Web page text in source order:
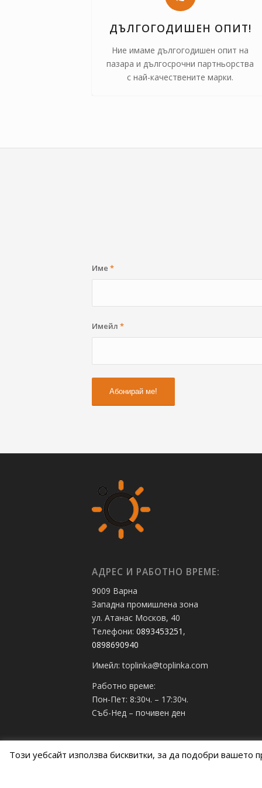
ДЪЛГОГОДИШЕН ОПИТ!
Ние имаме дългогодишен опит на
пазара и дългосрочни партньорства
с най-качествените марки.
Име *
Имейл *
АДРЕС И РАБОТНО ВРЕМЕ:
9009 Варна
Западна промишлена зона
ул. Атанас Москов, 40
Телефони: 0893453251 ,
0898690940
Имейл: toplinka@toplinka.com
Работно време:
Пон-Пет: 8:30ч. – 17:30ч.
Съб-Нед – почивен ден
Този уебсайт използва бисквитки, за да подобри